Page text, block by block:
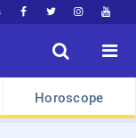
   


Horoscope